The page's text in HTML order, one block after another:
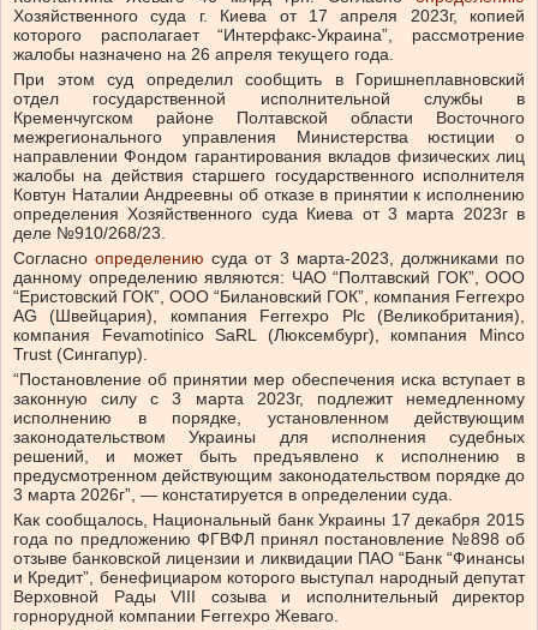
Хозяйственного суда г. Киева от 17 апреля 2023г, копией
которого располагает “Интерфакс-Украина”, рассмотрение
жалобы назначено на 26 апреля текущего года.
При этом суд определил сообщить в Горишнеплавновский
отдел государственной исполнительной службы в
Кременчугском районе Полтавской области Восточного
межрегионального управления Министерства юстиции о
направлении Фондом гарантирования вкладов физических лиц
жалобы на действия старшего государственного исполнителя
Ковтун Наталии Андреевны об отказе в принятии к исполнению
определения Хозяйственного суда Киева от 3 марта 2023г в
деле №910/268/23.
Согласноопределениюсуда от 3 марта-2023, должниками по
данному определению являются: ЧАО “Полтавский ГОК”, ООО
“Еристовский ГОК”, ООО “Билановский ГОК”, компания Ferrexpo
AG (Швейцария), компания Ferrexpo Plc (Великобритания),
компания Fevamotinico SaRL (Люксембург), компания Minco
Trust (Сингапур).
“Постановление об принятии мер обеспечения иска вступает в
законную силу с 3 марта 2023г, подлежит немедленному
исполнению в порядке, установленном действующим
законодательством Украины для исполнения судебных
решений, и может быть предъявлено к исполнению в
предусмотренном действующим законодательством порядке до
3 марта 2026г”, — констатируется в определении суда.
Как сообщалось, Национальный банк Украины 17 декабря 2015
года по предложению ФГВФЛ принял постановление №898 об
отзыве банковской лицензии и ликвидации ПАО “Банк “Финансы
и Кредит”, бенефициаром которого выступал народный депутат
Верховной Рады VIII созыва и исполнительный директор
горнорудной компании Ferrexpo Жеваго.